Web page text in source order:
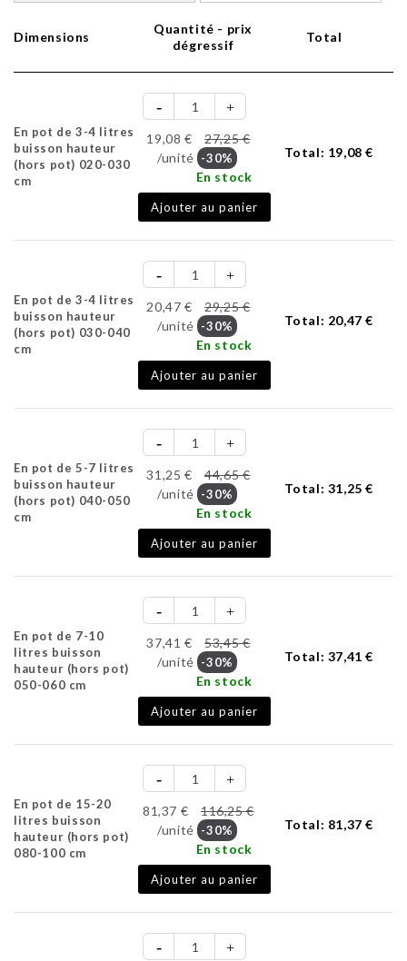
Dimensions
Quantité - prix
dégressif
Total
En pot de 3-4 litres
buisson hauteur
(hors pot) 020-030
cm
19,08 €
27,25 €
/unité -30%
En stock
Ajouter au panier
Total: 19,08 €
En pot de 3-4 litres
buisson hauteur
(hors pot) 030-040
cm
20,47 €
29,25 €
/unité -30%
En stock
Ajouter au panier
Total: 20,47 €
En pot de 5-7 litres
buisson hauteur
(hors pot) 040-050
cm
31,25 €
44,65 €
/unité -30%
En stock
Ajouter au panier
Total: 31,25 €
En pot de 7-10
litres buisson
hauteur (hors pot)
050-060 cm
37,41 €
53,45 €
/unité -30%
En stock
Ajouter au panier
Total: 37,41 €
En pot de 15-20
litres buisson
hauteur (hors pot)
080-100 cm
81,37 €
116,25 €
/unité -30%
En stock
Ajouter au panier
Total: 81,37 €